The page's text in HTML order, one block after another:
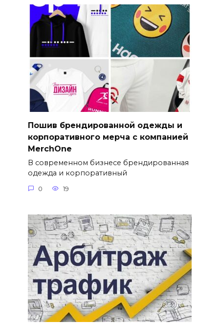
Пошив брендированной одежды и
корпоративного мерча с компанией
MerchOne
В современном бизнесе брендированная
одежда и корпоративный
0 19